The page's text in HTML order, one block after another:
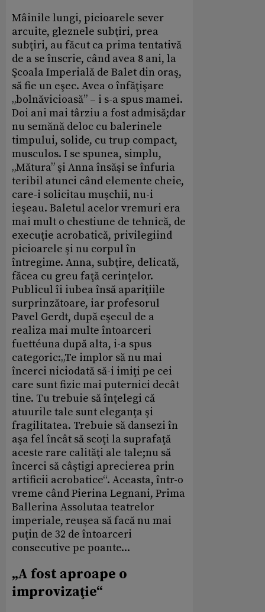
Mâinile lungi, picioarele sever
arcuite, gleznele subţiri, prea
subţiri, au făcut ca prima tentativă
de a se înscrie, când avea 8 ani, la
Şcoala Imperială de Balet din oraş,
să fie un eşec. Avea o înfăţişare
„bolnăvicioasă” – i s-a spus mamei.
Doi ani mai târziu a fost admisă;dar
nu semănă deloc cu balerinele
timpului, solide, cu trup compact,
musculos. I se spunea, simplu,
„Mătura” şi Anna însăşi se înfuria
teribil atunci când elemente cheie,
care-i solicitau muşchii, nu-i
ieşeau. Baletul acelor vremuri era
mai mult o chestiune de tehnică, de
execuţie acrobatică, privilegiind
picioarele şi nu corpul în
întregime. Anna, subţire, delicată,
făcea cu greu faţă cerinţelor.
Publicul îi iubea însă apariţiile
surprinzătoare, iar profesorul
Pavel Gerdt, după eşecul de a
realiza mai multe întoarceri
fuettéuna după alta, i-a spus
categoric:„Te implor să nu mai
încerci niciodată să-i imiţi pe cei
care sunt fizic mai puternici decât
tine. Tu trebuie să înţelegi că
atuurile tale sunt eleganţa şi
fragilitatea. Trebuie să dansezi în
aşa fel încât să scoţi la suprafaţă
aceste rare calităţi ale tale;nu să
încerci să câştigi aprecierea prin
artificii acrobatice“. Aceasta, într-o
vreme când Pierina Legnani, Prima
Ballerina Assolutaa teatrelor
imperiale, reuşea să facă nu mai
puţin de 32 de întoarceri
consecutive pe poante...
„A fost aproape o
improvizaţie“